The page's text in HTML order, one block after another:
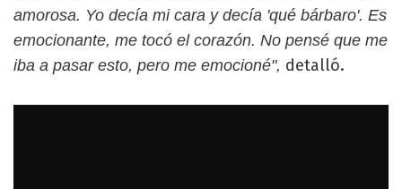
amorosa. Yo decía mi cara y decía 'qué bárbaro'. Es
emocionante, me tocó el corazón. No pensé que me
iba a pasar esto, pero me emocioné", detalló.